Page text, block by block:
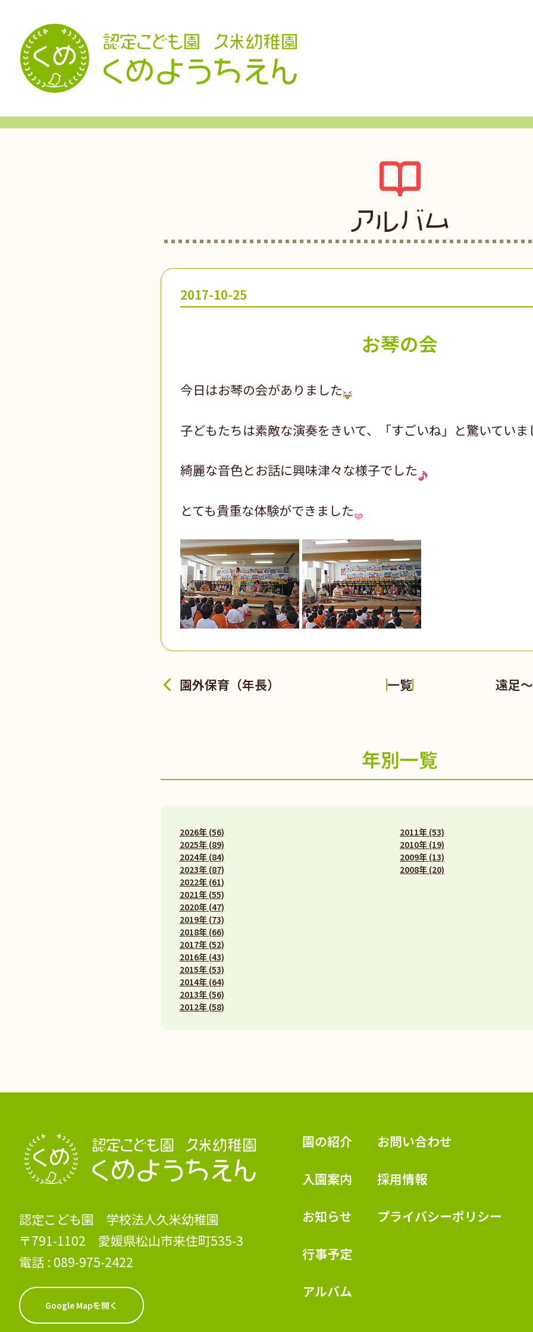
アルバム
2017-10-25
お琴の会
今日はお琴の会がありました
子どもたちは素敵な演奏をきいて、「すごいね」と驚いていま
綺麗な音色とお話に興味津々な様子でした
とても貴重な体験ができました
園外保育（年長） 一覧 遠足
年別一覧
2026年 (56)
2025年 (89)
2024年 (84)
2023年 (87)
2022年 (61)
2021年 (55)
2020年 (47)
2019年 (73)
2018年 (66)
2017年 (52)
2016年 (43)
2015年 (53)
2014年 (64)
2013年 (56)
2012年 (58)
2011年 (53)
2010年 (19)
2009年 (13)
2008年 (20)
認定こども園 学校法人久米幼稚園
認定こども園 学校法人久米幼稚園
〒791-1102 愛媛県松山市来住町535-3
電話 : 089-975-2422
Google Mapを開く
園の紹介
入園案内
お知らせ
行事予定
アルバム
お問い合わせ
採用情報
プライバシーポリシー